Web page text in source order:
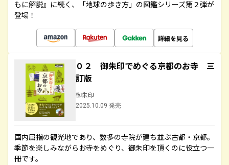
もに解説』に続く、「地球の歩き方」の図鑑シリーズ第２弾が
登場！
詳細を見る
０２ 御朱印でめぐる京都のお寺 三
訂版
御朱印
2025.10.09 発売
国内屈指の観光地であり、数多の寺院が建ち並ぶ古都・京都。
季節を楽しみながらお寺をめぐり、御朱印を頂くのに役立つ一
冊です。